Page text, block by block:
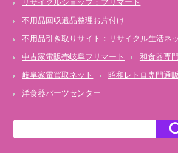
リサイクルショップ：フリマート
不用品回収遺品整理お片付け
不用品引き取りサイト：リサイクル生活ネ
中古家電販売岐阜フリマート
和食器専
岐阜家電買取ネット
昭和レトロ専門通
洋食器パーツセンター